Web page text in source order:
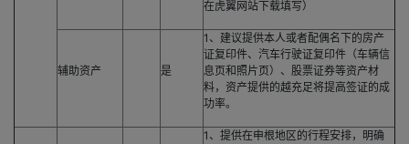
在虎翼网站下载填写）
辅助资产 是
1、建议提供本人或者配偶名下的房产
证复印件、汽车行驶证复印件（车辆信
息页和照片页）、股票证券等资产材
料，资产提供的越充足将提高签证的成
功率。
1、提供在申根地区的行程安排，明确